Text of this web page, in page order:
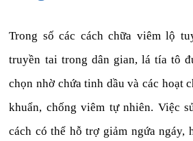
Trong số các cách chữa viêm lộ
truyền tai trong dân gian, lá tía tô
chọn nhờ chứa tinh dầu và các hoạt
khuẩn, chống viêm tự nhiên. Việc
cách có thể hỗ trợ giảm ngứa ngáy,